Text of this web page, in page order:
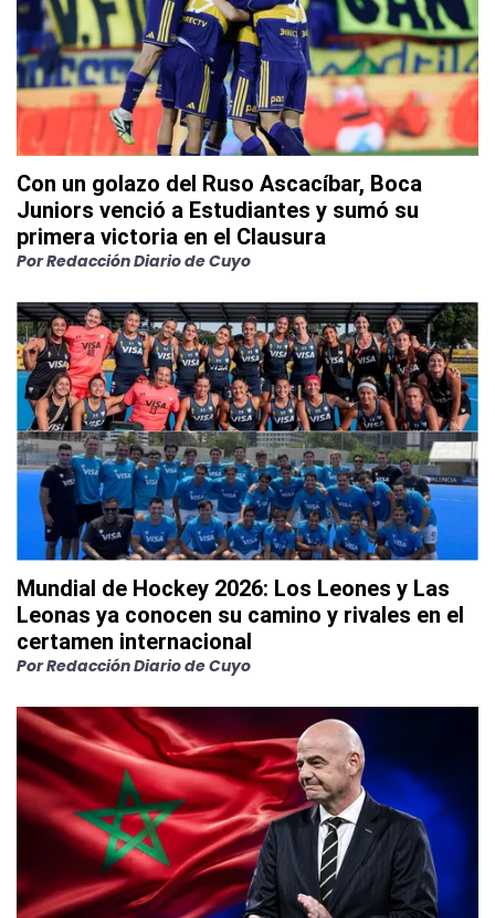
Con un golazo del Ruso Ascacíbar, Boca
Juniors venció a Estudiantes y sumó su
primera victoria en el Clausura
PorRedacción Diario de Cuyo
Mundial de Hockey 2026: Los Leones y Las
Leonas ya conocen su camino y rivales en el
certamen internacional
PorRedacción Diario de Cuyo